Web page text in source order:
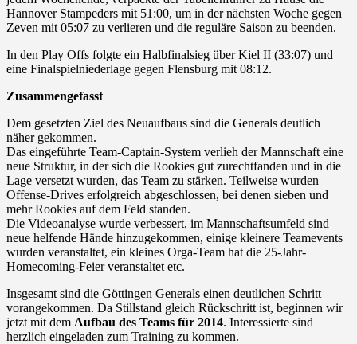
Hannover Stampeders mit 51:00, um in der nächsten Woche gegen
Zeven mit 05:07 zu verlieren und die reguläre Saison zu beenden.
In den Play Offs folgte ein Halbfinalsieg über Kiel II (33:07) und
eine Finalspielniederlage gegen Flensburg mit 08:12.
Zusammengefasst
Dem gesetzten Ziel des Neuaufbaus sind die Generals deutlich
näher gekommen.
Das eingeführte Team-Captain-System verlieh der Mannschaft eine
neue Struktur, in der sich die Rookies gut zurechtfanden und in die
Lage versetzt wurden, das Team zu stärken. Teilweise wurden
Offense-Drives erfolgreich abgeschlossen, bei denen sieben und
mehr Rookies auf dem Feld standen.
Die Videoanalyse wurde verbessert, im Mannschaftsumfeld sind
neue helfende Hände hinzugekommen, einige kleinere Teamevents
wurden veranstaltet, ein kleines Orga-Team hat die 25-Jahr-
Homecoming-Feier veranstaltet etc.
Insgesamt sind die Göttingen Generals einen deutlichen Schritt
vorangekommen. Da Stillstand gleich Rückschritt ist, beginnen wir
jetzt mit dem Aufbau des Teams für 2014. Interessierte sind
herzlich eingeladen zum Training zu kommen.